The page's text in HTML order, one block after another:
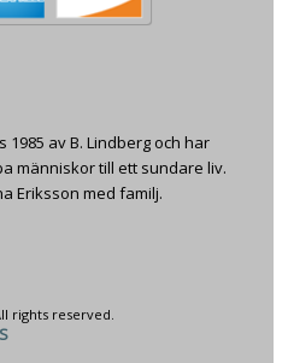
av B. Lindberg och har
människor till ett sundare liv.
Eriksson med familj.
rights reserved.